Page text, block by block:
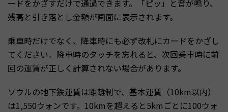
ードをかざすだけで通過できます。「ピッ」と音が鳴り、
残高と引き落とし金額が画面に表示されます。
乗車時だけでなく、降車時にも必ず改札にカードをかざし
てください。降車時のタッチを忘れると、次回乗車時に前
回の運賃が正しく計算されない場合があります。
ソウルの地下鉄運賃は距離制で、基本運賃（10km以内）
は1,550ウォンです。10kmを超えると5kmごとに100ウォ